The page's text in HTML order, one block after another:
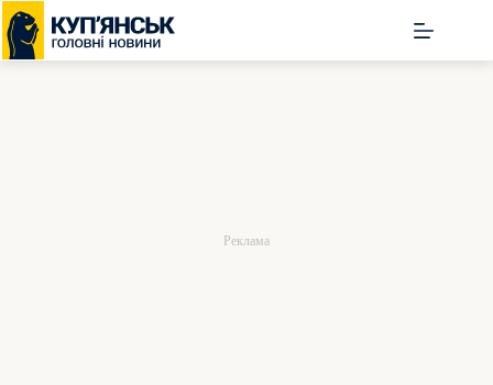
Перейти
до
вмісту